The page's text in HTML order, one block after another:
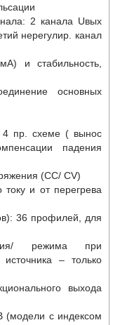
2 канала Uвых
нерегулир. канал
и стабильность,
основных
4 пр. схеме ( вынос
падения
(СС/ СV)
и от перегрева
36 профилей, для
режима при
– только
выхода
(модели с индексом